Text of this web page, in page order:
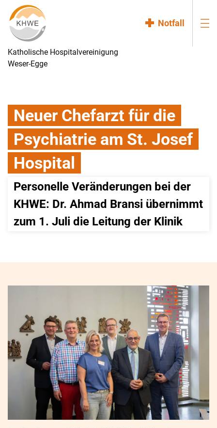
Katholische Hospitalvereinigung
Weser-Egge
Notfall
Neuer Chefarzt für die
Psychiatrie am St. Josef
Hospital
Personelle Veränderungen bei der
KHWE: Dr. Ahmad Bransi übernimmt
zum 1. Juli die Leitung der Klinik